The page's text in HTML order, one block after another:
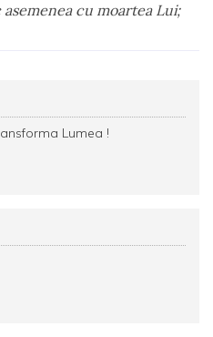
cu moartea Lui;
Lumea !